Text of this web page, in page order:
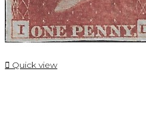
 Quick view